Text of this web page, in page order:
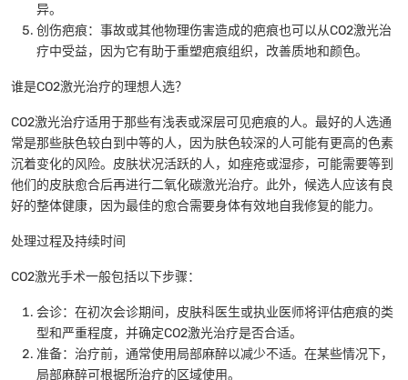
异。
创伤疤痕：事故或其他物理伤害造成的疤痕也可以从CO2激光治
疗中受益，因为它有助于重塑疤痕组织，改善质地和颜色。
谁是CO2激光治疗的理想人选？
CO2激光治疗适用于那些有浅表或深层可见疤痕的人。最好的人选通
常是那些肤色较白到中等的人，因为肤色较深的人可能有更高的色素
沉着变化的风险。皮肤状况活跃的人，如痤疮或湿疹，可能需要等到
他们的皮肤愈合后再进行二氧化碳激光治疗。此外，候选人应该有良
好的整体健康，因为最佳的愈合需要身体有效地自我修复的能力。
处理过程及持续时间
CO2激光手术一般包括以下步骤：
会诊：在初次会诊期间，皮肤科医生或执业医师将评估疤痕的类
型和严重程度，并确定CO2激光治疗是否合适。
准备：治疗前，通常使用局部麻醉以减少不适。在某些情况下，
局部麻醉可根据所治疗的区域使用。